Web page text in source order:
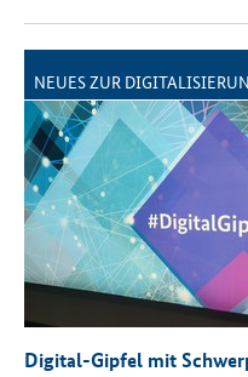
NEUES ZUR
Digital-Gipfel mit